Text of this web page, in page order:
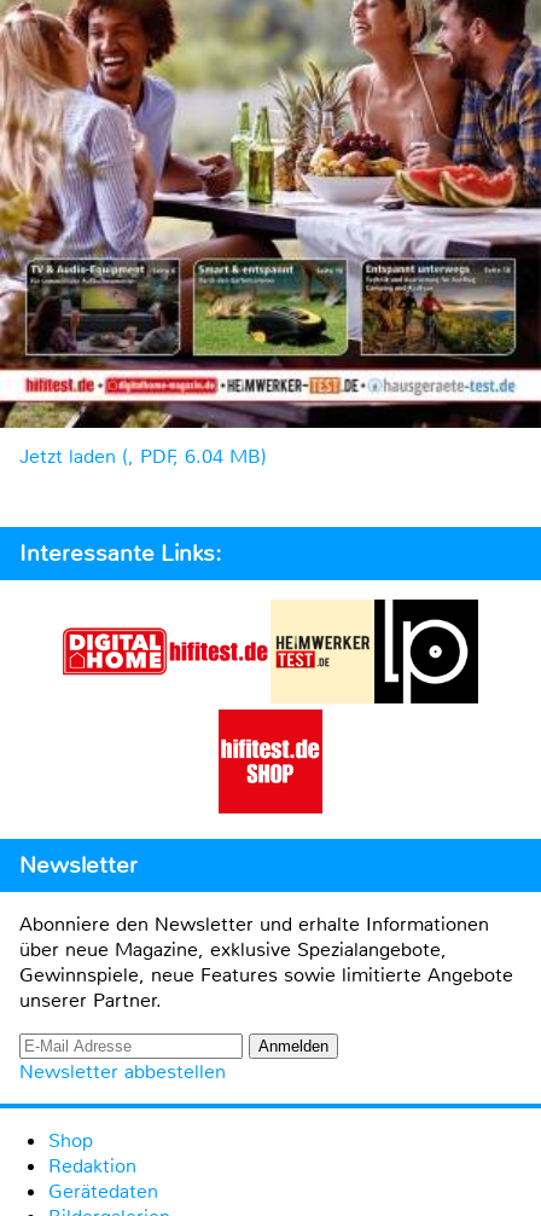
Jetzt laden (, PDF, 6.04 MB)
Interessante Links:
Newsletter
Abonniere den Newsletter und erhalte Informationen
über neue Magazine, exklusive Spezialangebote,
Gewinnspiele, neue Features sowie limitierte Angebote
unserer Partner.
Newsletter abbestellen
Shop
Redaktion
Gerätedaten